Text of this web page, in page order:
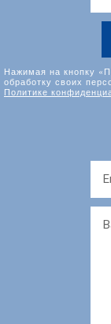
Нажимая на кнопку
обработку своих
Политике